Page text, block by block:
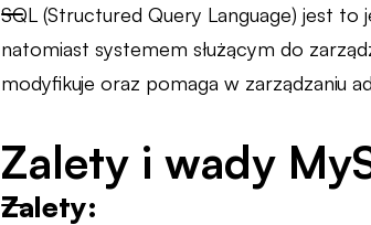
SQL (Structured Query Language) jest to
natomiast systemem służącym do
modyfikuje oraz pomaga w zarządzaniu
Zalety i wady
Zalety: